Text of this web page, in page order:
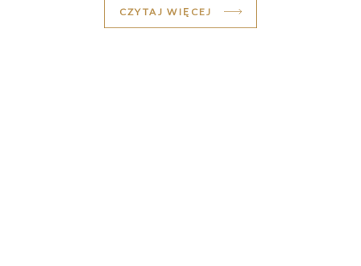
CZYTAJ WIĘCEJ